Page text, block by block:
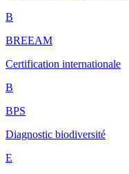
B
BREEAM
Certification internationale
B
BPS
Diagnostic biodiversité
E